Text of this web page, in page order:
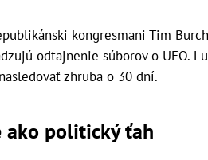
kongresmani Tim
odtajnenie súborov o UFO.
zhruba o 30 dní.
ako politický ťah